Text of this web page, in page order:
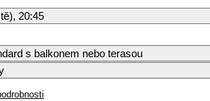
20:45
Studio standard s balkonem nebo terasou